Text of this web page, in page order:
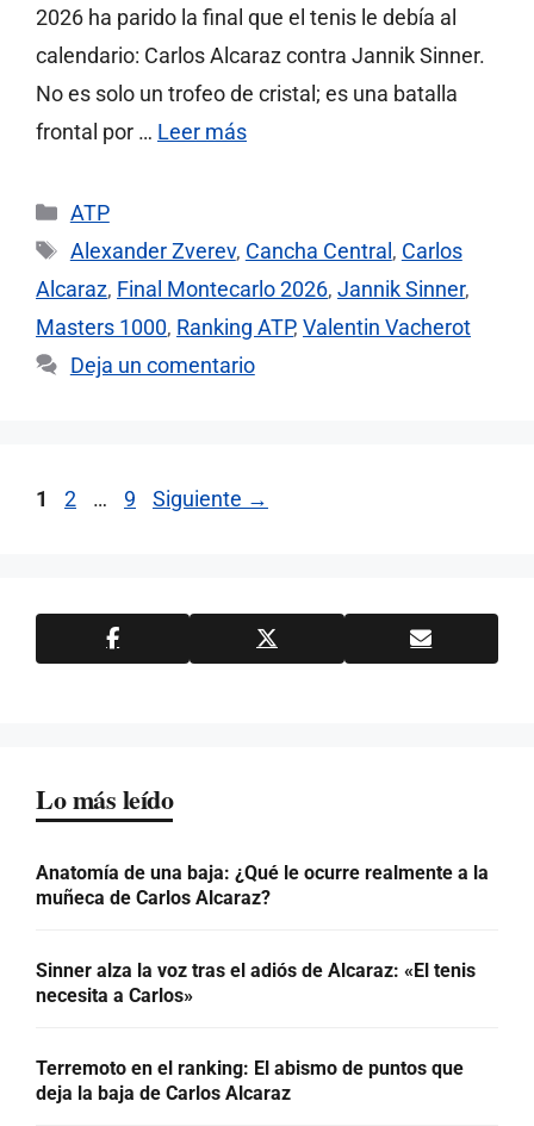
2026 ha parido la final que el tenis le debía al
calendario: Carlos Alcaraz contra Jannik Sinner.
No es solo un trofeo de cristal; es una batalla
frontal por … Leer más
Categorías
ATP
Etiquetas
Alexander Zverev, Cancha Central, Carlos
Alcaraz, Final Montecarlo 2026, Jannik Sinner,
Masters 1000, Ranking ATP, Valentin Vacherot
Deja un comentario
Página
1 Página
2 … Página
9 Siguiente →
Lo más leído
Anatomía de una baja: ¿Qué le ocurre realmente a la
muñeca de Carlos Alcaraz?
Sinner alza la voz tras el adiós de Alcaraz: «El tenis
necesita a Carlos»
Terremoto en el ranking: El abismo de puntos que
deja la baja de Carlos Alcaraz